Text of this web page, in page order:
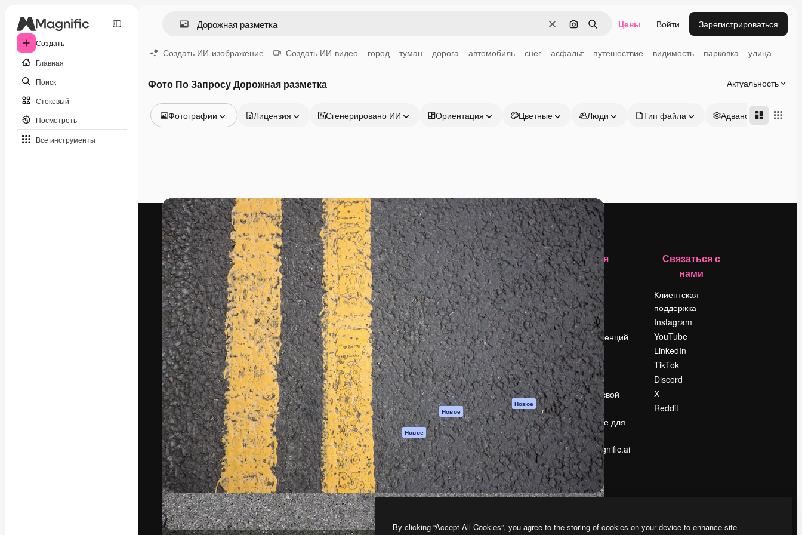
Создать
Главная
Поиск
Стоковый
Посмотреть
Все инструменты
ОчиститьПоиск по изображению
Поиск Цены Войти Зарегистрироваться
Создать ИИ-изображение Создать ИИ-видео город туман дорога автомобиль снег асфальт путешествие видимость парковка улица
Фото По Запросу Дорожная разметка Актуальность
Фотографии
Видео
Видеоролик
Моушн-дизайн
Видеошаблоны
Иконки
3D-модели
Шрифты
Лицензия Сгенерировано ИИ Ориентация Цветные Люди Тип файла Адвансд
Креативная платформа для создания
ваших лучших работ. Более 1 миллиона
подписчиков среди креаторов,
предприятий, агентств и студий.
Pусский
Продукция
Spaces
ИИ-помощник
Генератор
изображений ИИ
Генератор видео
ИИ
Генератор голоса
на основе ИИ
Стоковый контент
MCP для
Claude/ChatGPT
Новое
Агенты Новое
API
Мобильное
приложение
Все инструменты
Magnific
Начать
Academy
Документация по
Пакету ИИ
Служба
поддержки
Условия и
положения
Политика
конфиденциальности
Оригиналы Новое
Политика файлов
cookie
Центр доверия
Партнеры
Предприятие
Компания
Цены
О нас
Reviews
Вакансии
Поиск тенденций
Блог
События
Slidesgo
Продайте свой
контент
Помещение для
прессы
Ищете magnific.ai
Связаться с
нами
Клиентская
поддержка
Instagram
YouTube
LinkedIn
TikTok
Discord
X
Reddit
By clicking “Accept All Cookies”, you agree to the storing of cookies on your device to enhance site